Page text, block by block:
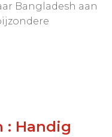
Bangladesh aan
: Handig